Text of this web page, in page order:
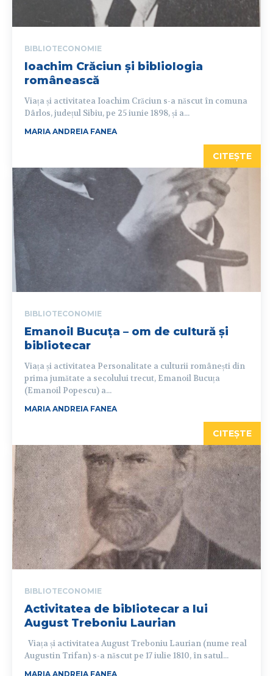
BIBLIOTECONOMIE
Ioachim Crăciun și bibliologia
românească
Viața și activitatea Ioachim Crăciun s-a născut în comuna
Dârlos, județul Sibiu, pe 25 iunie 1898, și a...
MARIA ANDREIA FANEA
CITEȘTE
BIBLIOTECONOMIE
Emanoil Bucuța – om de cultură și
bibliotecar
Viața și activitatea Personalitate a culturii românești din
prima jumătate a secolului trecut, Emanoil Bucuța
(Emanoil Popescu) a...
MARIA ANDREIA FANEA
CITEȘTE
BIBLIOTECONOMIE
Activitatea de bibliotecar a lui
August Treboniu Laurian
Viața și activitatea August Treboniu Laurian (nume real
Augustin Trifan) s-a născut pe 17 iulie 1810, în satul...
MARIA ANDREIA FANEA